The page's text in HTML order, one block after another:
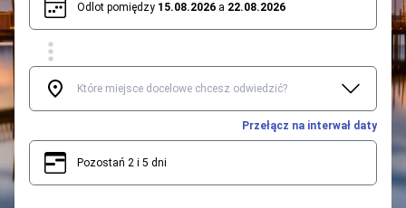
Odlot pomiędzy 15.08.2026 a 22.08.2026
Przełącz na interwał daty
Pozostań 2 i 5 dni